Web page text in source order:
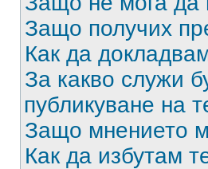
Защо получих
Как да
За какво служи
публикуване на
Защо мнението
Как да избутам